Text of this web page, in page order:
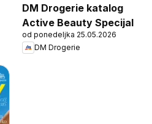
DM Drogerie katalog
Active Beauty Specijal
od ponedeljka 25.05.2026
DM Drogerie